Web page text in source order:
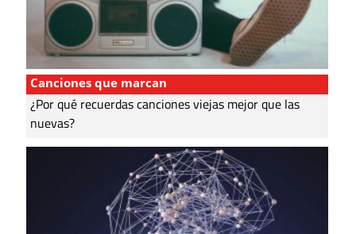
Canciones que marcan
¿Por qué recuerdas canciones viejas mejor que las
nuevas?